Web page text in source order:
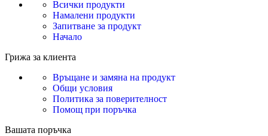
Всички продукти
Намалени продукти
Запитване за продукт
Начало
Грижа за клиента
Връщане и замяна на продукт
Общи условия
Политика за поверителност
Помощ при поръчка
Вашата поръчка